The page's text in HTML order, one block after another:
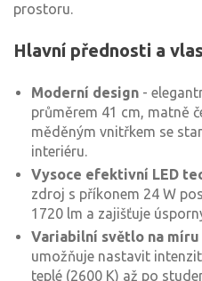
prostoru.
Hlavní přednosti a
Moderní design -
průměrem 41 cm, matně
měděným vnitřkem se
interiéru.
Vysoce efektivní LED
zdroj s příkonem 24 W
1720 lm a zajišťuje
Variabilní světlo na míru
umožňuje nastavit
teplé (2600 K) až po